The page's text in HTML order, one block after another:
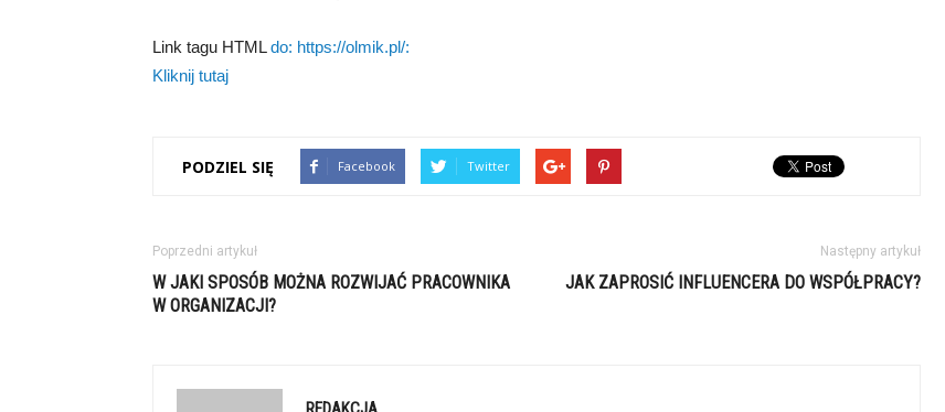
Link tagu HTMLdo: https://olmik.pl/:
Kliknij tutaj
PODZIEL SIĘ Facebook Twitter
Poprzedni artykuł
W JAKI SPOSÓB MOŻNA ROZWIJAĆ PRACOWNIKA
W ORGANIZACJI?
Następny artykuł
JAK ZAPROSIĆ INFLUENCERA DO WSPÓŁPRACY?